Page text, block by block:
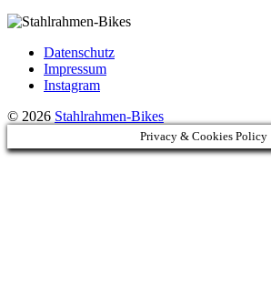
Datenschutz
Impressum
Instagram
© 2026 Stahlrahmen-Bikes
Privacy & Cookies Policy